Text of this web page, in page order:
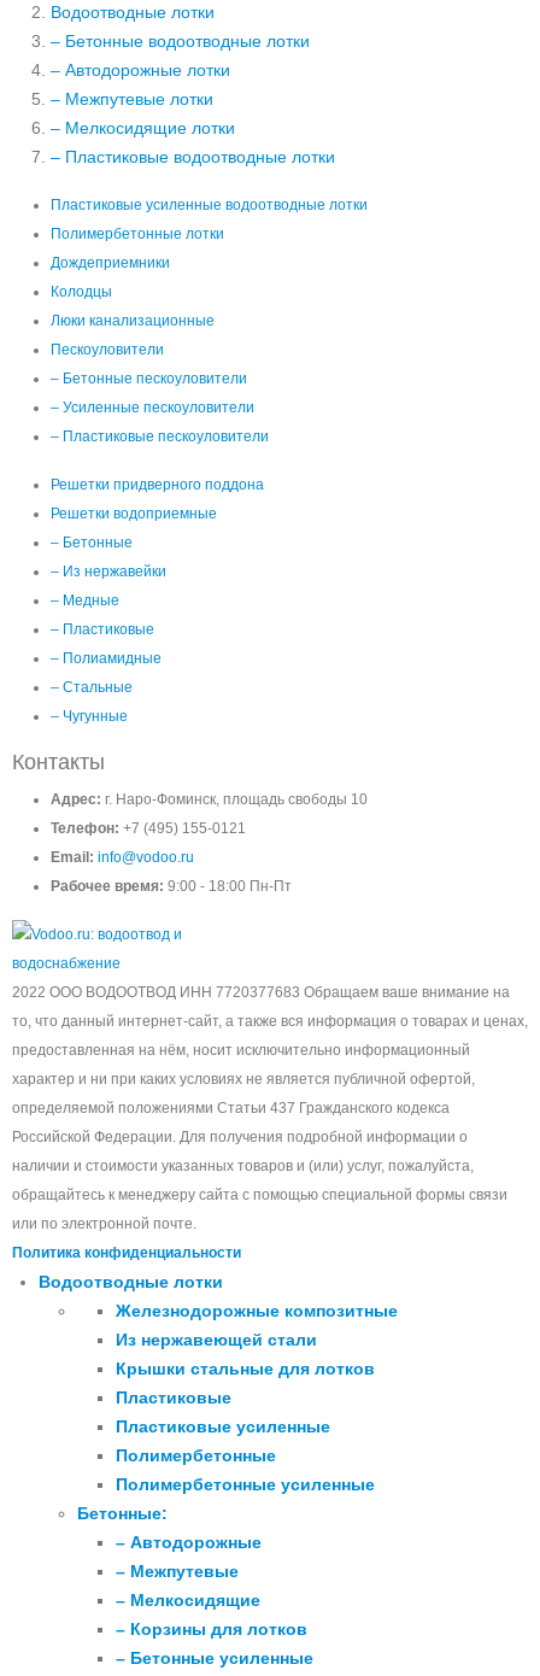
Водоотводные лотки
– Бетонные водоотводные лотки
– Автодорожные лотки
– Межпутевые лотки
– Мелкосидящие лотки
– Пластиковые водоотводные лотки
Пластиковые усиленные водоотводные лотки
Полимербетонные лотки
Дождеприемники
Колодцы
Люки канализационные
Пескоуловители
– Бетонные пескоуловители
– Усиленные пескоуловители
– Пластиковые пескоуловители
Решетки придверного поддона
Решетки водоприемные
– Бетонные
– Из нержавейки
– Медные
– Пластиковые
– Полиамидные
– Стальные
– Чугунные
Контакты
Адрес: г. Наро-Фоминск, площадь свободы 10
Телефон: +7 (495) 155-0121
Email: info@vodoo.ru
Рабочее время: 9:00 - 18:00 Пн-Пт
2022 ООО ВОДООТВОД ИНН 7720377683 Обращаем ваше внимание на
то, что данный интернет-сайт, а также вся информация о товарах и ценах,
предоставленная на нём, носит исключительно информационный
характер и ни при каких условиях не является публичной офертой,
определяемой положениями Статьи 437 Гражданского кодекса
Российской Федерации. Для получения подробной информации о
наличии и стоимости указанных товаров и (или) услуг, пожалуйста,
обращайтесь к менеджеру сайта с помощью специальной формы связи
или по электронной почте.
Политика конфиденциальности
Водоотводные лотки
Железнодорожные композитные
Из нержавеющей стали
Крышки стальные для лотков
Пластиковые
Пластиковые усиленные
Полимербетонные
Полимербетонные усиленные
Бетонные:
– Автодорожные
– Межпутевые
– Мелкосидящие
– Корзины для лотков
– Бетонные усиленные